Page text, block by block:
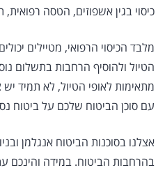
כיסוי בגין אשפוזים, הטסה רפואית,
מלבד הכיסוי הרפואי, מטיילים
הטיול ולהוסיף הרחבות בתשלום
מתאימות לאופי הטיול, לא תמיד יש
עם סוכן הביטוח שלכם על ביטוח
אצלנו בסוכנות הביטוח אנגלמן
בהרחבות הביטוח. במידה והינכם